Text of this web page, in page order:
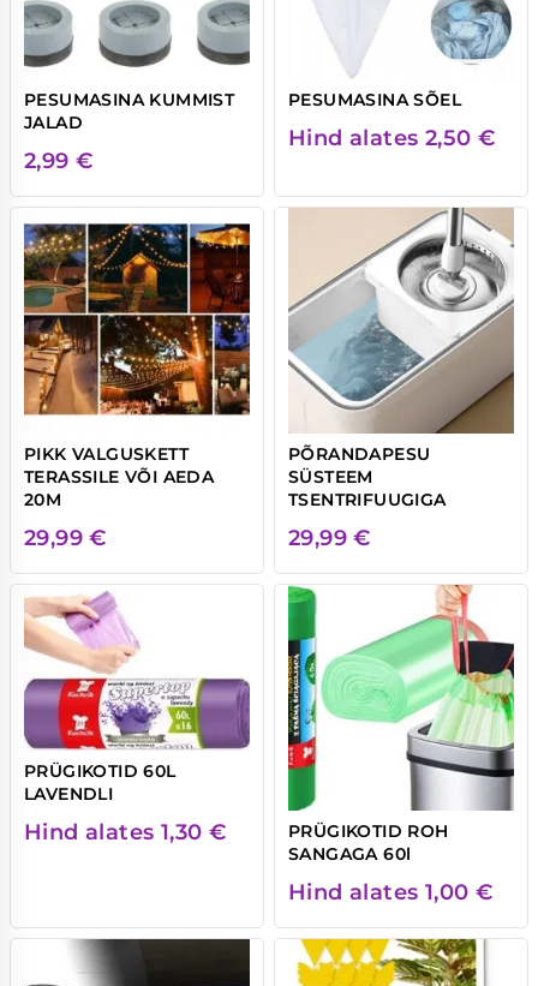
PESUMASINA KUMMIST
JALAD
2,99 €
PESUMASINA SÕEL
Hind alates 2,50 €
PIKK VALGUSKETT
TERASSILE VÕI AEDA
20M
29,99€
PÕRANDAPESU
SÜSTEEM
TSENTRIFUUGIGA
29,99€
PRÜGIKOTID 60L
LAVENDLI
Hind alates 1,30 €
PRÜGIKOTID ROH
SANGAGA 60l
Hind alates 1,00 €